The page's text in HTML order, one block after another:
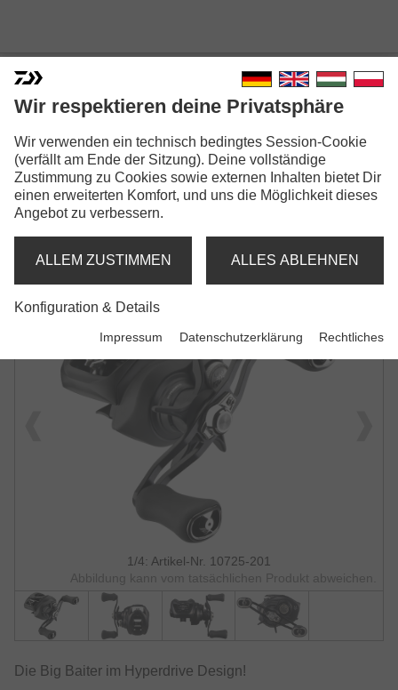
25 TATULA TW 200
BAITCASTROLLE
1/4: Artikel-Nr. 10725-201
Abbildung kann vom tatsächlichen Produkt abweichen.
Die Big Baiter im Hyperdrive Design!
Wir respektieren deine Privatsphäre
Wir verwenden ein technisch bedingtes Session-Cookie
(verfällt am Ende der Sitzung). Deine vollständige
Zustimmung zu Cookies sowie externen Inhalten bietet Dir
einen erweiterten Komfort, und uns die Möglichkeit dieses
Angebot zu verbessern.
ALLEM ZUSTIMMEN ALLES ABLEHNEN
Konfiguration & Details
Impressum Datenschutzerklärung Rechtliches